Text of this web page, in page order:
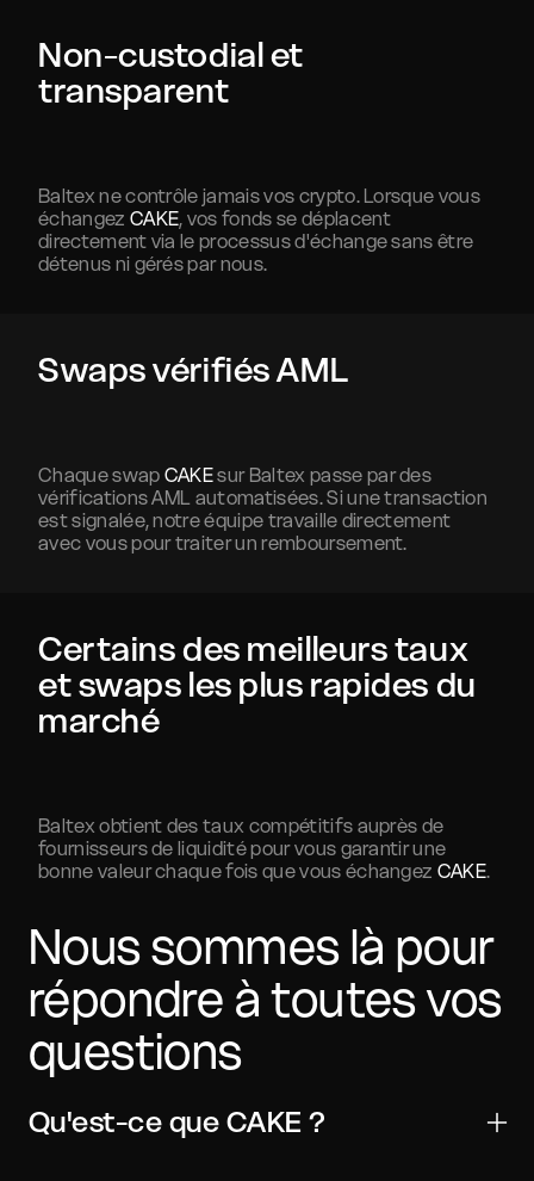
Non-custodial et
transparent
Baltex ne contrôle jamais vos crypto. Lorsque vous
échangez CAKE, vos fonds se déplacent
directement via le processus d'échange sans être
détenus ni gérés par nous.
Swaps vérifiés AML
Chaque swap CAKEsur Baltex passe par des
vérifications AML automatisées. Si une transaction
est signalée, notre équipe travaille directement
avec vous pour traiter un remboursement.
Certains des meilleurs taux
et swaps les plus rapides du
marché
Baltex obtient des taux compétitifs auprès de
fournisseurs de liquidité pour vous garantir une
bonne valeur chaque fois que vous échangez CAKE.
Nous sommes là pour
répondre à toutes vos
questions
Qu'est-ce que CAKE ?